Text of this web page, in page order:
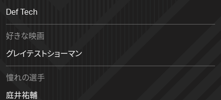
Def Tech
好きな映画
グレイテストショーマン
憧れの選手
庭井祐輔